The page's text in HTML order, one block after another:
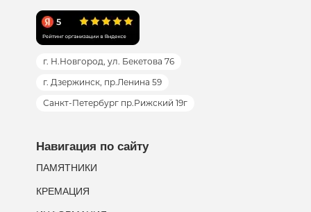
г. Н.Новгород, ул. Бекетова 76
г. Дзержинск, пр.Ленина 59
Санкт-Петербург пр.Рижский 19г
Навигация по сайту
ПАМЯТНИКИ
КРЕМАЦИЯ